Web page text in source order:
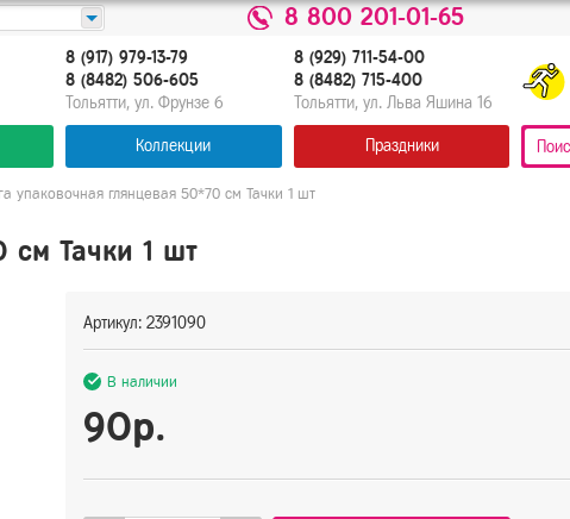
8 800 201-01-65
8 (917) 979-13-79
8 (8482) 506-605
Тольятти, ул. Фрунзе 6
8 (929) 711-54-00
8 (8482) 715-400
Тольятти, ул. Льва Яшина 16
Коллекции Праздники
упаковочная глянцевая 50*70 см Тачки 1 шт
см Тачки 1 шт
Артикул: 2391090
В наличии
90р.